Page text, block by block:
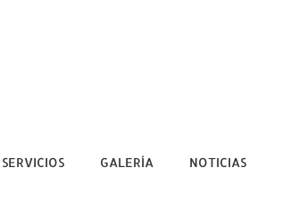
SERVICIOS GALERÍA NOTICIAS